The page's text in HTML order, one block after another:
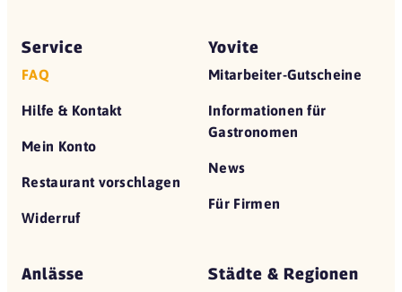
Service
FAQ
Hilfe & Kontakt
Mein Konto
Restaurant vorschlagen
Widerruf
Yovite
Mitarbeiter-Gutscheine
Informationen für
Gastronomen
News
Für Firmen
Anlässe Städte & Regionen